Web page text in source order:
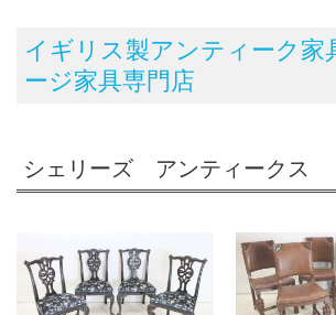
イギリス製アンティーク家
ージ家具専門店
シェリーズ アンティークス